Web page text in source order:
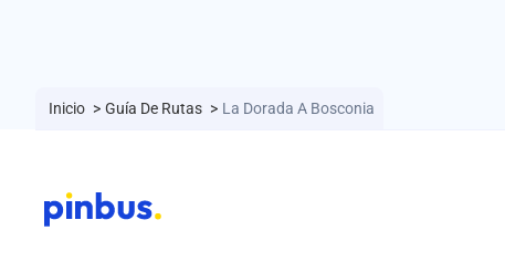
Inicio > Guía De Rutas > La Dorada A Bosconia